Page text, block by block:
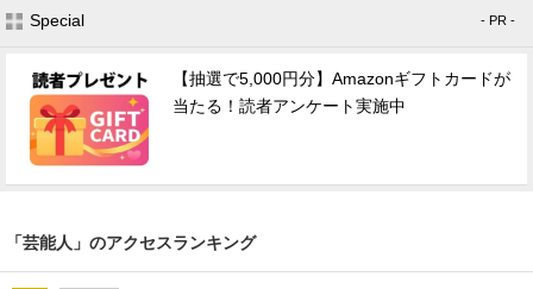
Special - PR -
【抽選で5,000円分】Amazonギフトカードが
当たる！読者アンケート実施中
「芸能人」のアクセスランキング